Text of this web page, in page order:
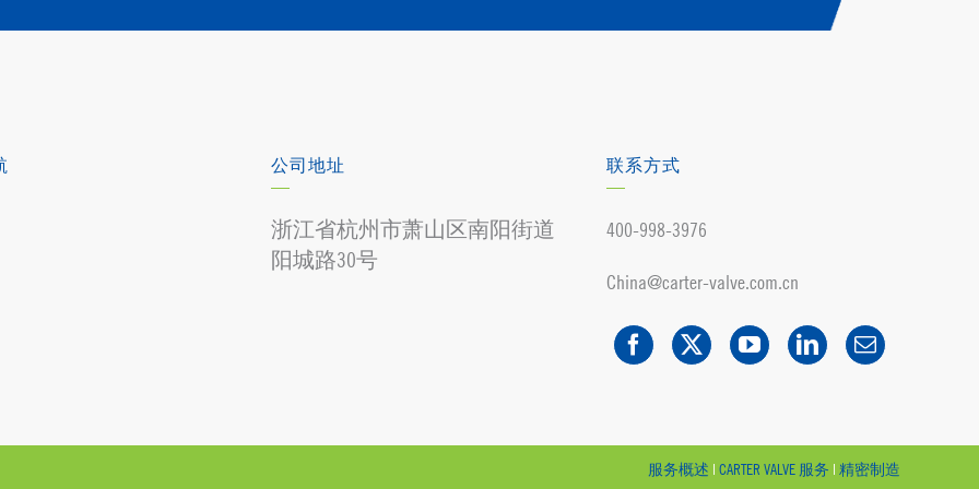
公司地址
浙江省杭州市萧山区南阳街道
阳城路30号
联系方式
400-998-3976
China@carter-valve.com.cn
服务概述 |CARTER VALVE 服务 |精密制造